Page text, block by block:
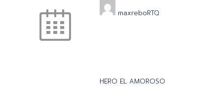
maxreboRTQ
HERO EL AMOROSO